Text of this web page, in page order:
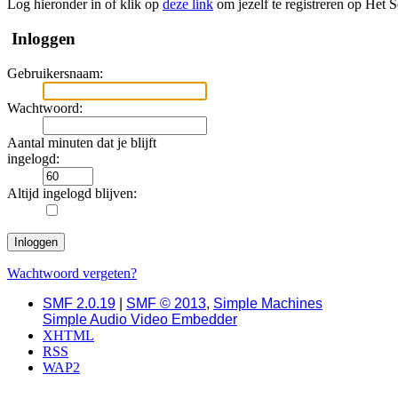
Log hieronder in of klik op deze link om jezelf te registreren op Het
Inloggen
Gebruikersnaam:
Wachtwoord:
Aantal minuten dat je blijft
ingelogd:
Altijd ingelogd blijven:
Wachtwoord vergeten?
SMF 2.0.19
SMF © 2013, Simple Machines
Simple Audio Video Embedder
XHTML
RSS
WAP2